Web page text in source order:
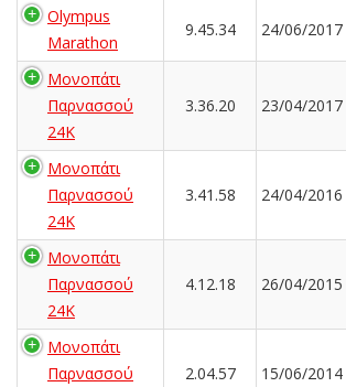
Olympus
Marathon
9.45.34 24/06/2017
Μονοπάτι
Παρνασσού
24K
3.36.20 23/04/2017
Μονοπάτι
Παρνασσού
24K
3.41.58 24/04/2016
Μονοπάτι
Παρνασσού
24K
4.12.18 26/04/2015
Μονοπάτι
Παρνασσού
2.04.57 15/06/2014